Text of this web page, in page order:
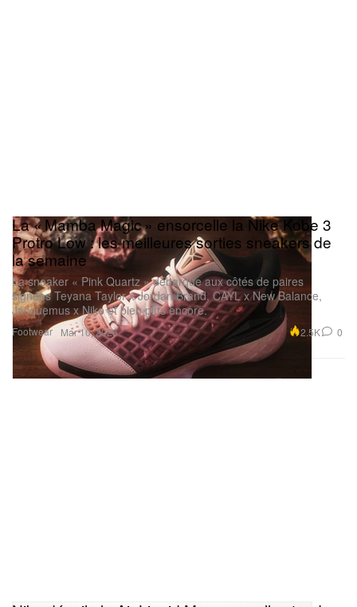
Footwear
La « Mamba Magic » ensorcelle la Nike Kobe 3
Protro Low : les meilleures sorties sneakers de
la semaine
La sneaker « Pink Quartz » débarque aux côtés de paires
signées Teyana Taylor x Jordan Brand, CAYL x New Balance,
Jacquemus x Nike et bien plus encore.
Mar 10, 2026 2.5K 0